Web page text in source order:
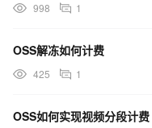
998 1
OSS解冻如何计费
425 1
OSS如何实现视频分段计费